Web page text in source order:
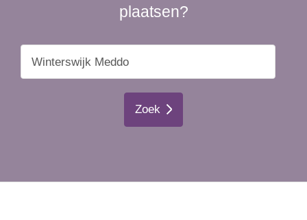
plaatsen?
Zoek